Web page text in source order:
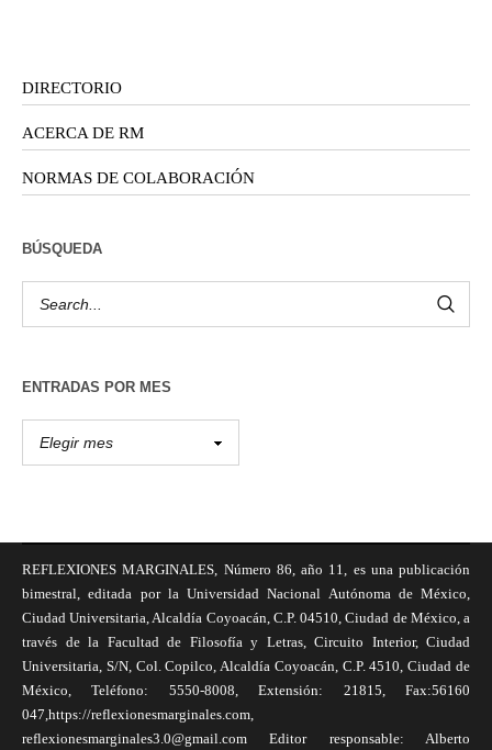
DIRECTORIO
ACERCA DE RM
NORMAS DE COLABORACIÓN
BÚSQUEDA
ENTRADAS POR MES
REFLEXIONES MARGINALES, Número 86, año 11, es una publicación
bimestral, editada por la Universidad Nacional Autónoma de México,
Ciudad Universitaria, Alcaldía Coyoacán, C.P. 04510, Ciudad de México, a
través de la Facultad de Filosofía y Letras, Circuito Interior, Ciudad
Universitaria, S/N, Col. Copilco, Alcaldía Coyoacán, C.P. 4510, Ciudad de
México, Teléfono: 5550-8008, Extensión: 21815, Fax:56160
047,https://reflexionesmarginales.com,
reflexionesmarginales3.0@gmail.com Editor responsable: Alberto